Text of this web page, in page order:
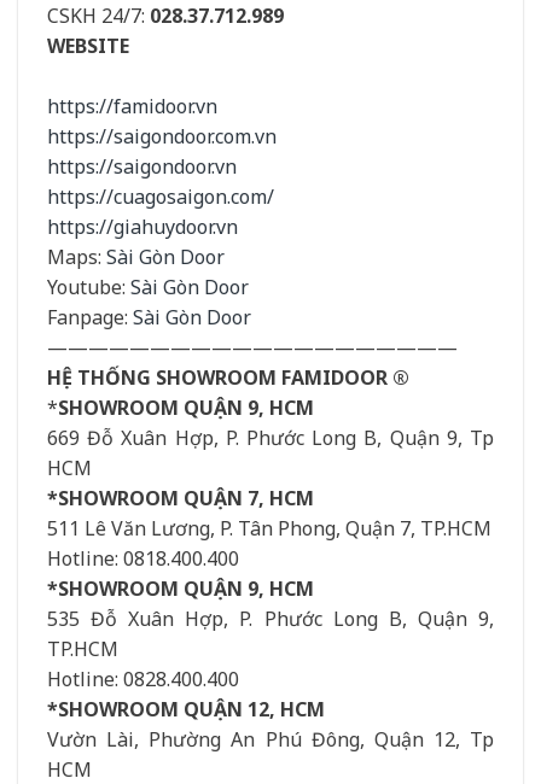
CSKH 24/7: 028.37.712.989
WEBSITE
https://famidoor.vn
https://saigondoor.com.vn
https://saigondoor.vn
https://cuagosaigon.com/
https://giahuydoor.vn
Maps: Sài Gòn Door
Youtube: Sài Gòn Door
Fanpage: Sài Gòn Door
————————————————————
HỆ THỐNG SHOWROOM FAMIDOOR ®
*SHOWROOM QUẬN 9, HCM
669 Đỗ Xuân Hợp, P. Phước Long B, Quận 9, Tp
HCM
*SHOWROOM QUẬN 7, HCM
511 Lê Văn Lương, P. Tân Phong, Quận 7, TP.HCM
Hotline: 0818.400.400
*SHOWROOM QUẬN 9, HCM
535 Đỗ Xuân Hợp, P. Phước Long B, Quận 9,
TP.HCM
Hotline: 0828.400.400
*SHOWROOM QUẬN 12, HCM
Vườn Lài, Phường An Phú Đông, Quận 12, Tp
HCM